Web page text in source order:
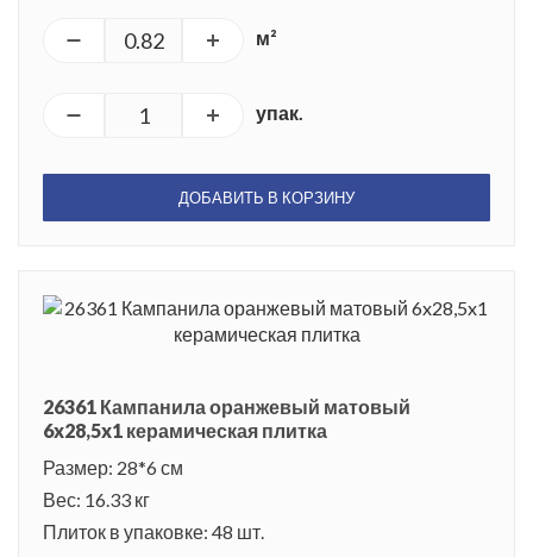
м²
упак.
ДОБАВИТЬ В КОРЗИНУ
26361 Кампанила оранжевый матовый
6x28,5x1 керамическая плитка
Размер: 28*6 см
Вес: 16.33 кг
Плиток в упаковке: 48 шт.